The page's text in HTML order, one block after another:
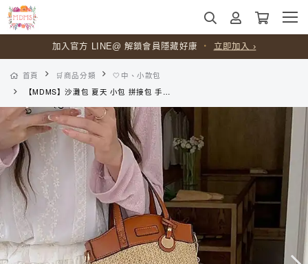
加入官方 LINE@ 解鎖會員隱藏好康 ・ 立即加入 ›
首頁 🛒商品分類
🤍中、小款包
【MDMS】沙灘包 夏天 小包 拼接包 手提包 水桶包 復古 撞色 水桶包 韓版 肩背包 日系 斜挎包 小廢包 B016